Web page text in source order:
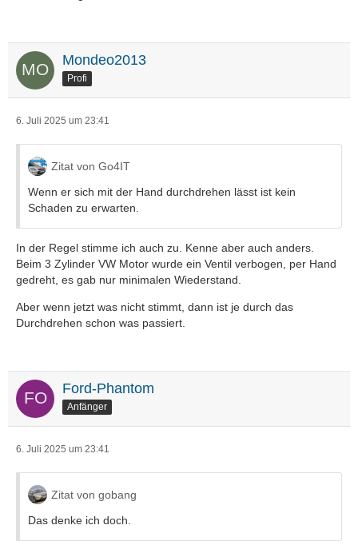
Mondeo2013
Profi
6. Juli 2025 um 23:41
Zitat von Go4IT
Wenn er sich mit der Hand durchdrehen lässt ist kein
Schaden zu erwarten.
In der Regel stimme ich auch zu. Kenne aber auch anders.
Beim 3 Zylinder VW Motor wurde ein Ventil verbogen, per Hand
gedreht, es gab nur minimalen Wiederstand.
Aber wenn jetzt was nicht stimmt, dann ist je durch das
Durchdrehen schon was passiert.
Ford-Phantom
Anfänger
6. Juli 2025 um 23:41
Zitat von gobang
Das denke ich doch.